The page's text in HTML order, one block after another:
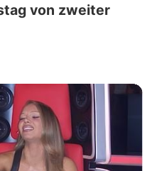
von zweiter